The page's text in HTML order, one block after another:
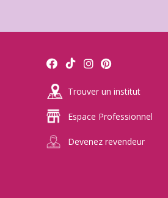
Trouver un institut
Espace Professionnel
Devenez revendeur